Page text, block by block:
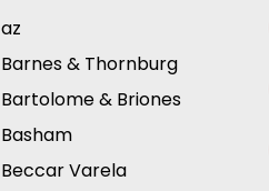
az
Barnes & Thornburg
Bartolome & Briones
Basham
Beccar Varela